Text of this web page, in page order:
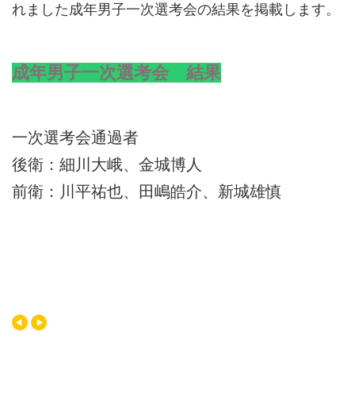
れました成年男子一次選考会の結果を掲載します。
成年男子一次選考会 結果
一次選考会通過者
後衛：細川大峨、金城博人
前衛：川平祐也、田嶋皓介、新城雄慎